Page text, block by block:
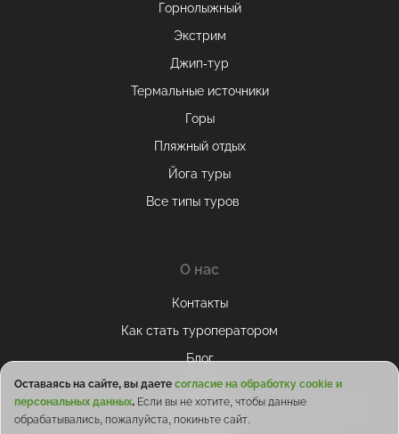
Горнолыжный
Экстрим
Джип-тур
Термальные источники
Горы
Пляжный отдых
Йога туры
Все типы туров
О нас
Контакты
Как стать туроператором
Блог
Отзывы
Сотрудничество
Оставаясь на сайте, вы даете согласие на обработку cookie и
персональных данных. Если вы не хотите, чтобы данные
обрабатывались, пожалуйста, покиньте сайт.